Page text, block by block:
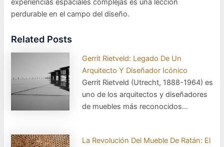
perdurable en el campo del diseño.
Related Posts
Gerrit Rietveld: Legado De Un
Arquitecto Y Diseñador Icónico
Gerrit Rietveld (Utrecht, 1888-1964) es
uno de los arquitectos y diseñadores
de muebles más reconocidos…
La Revolución Del Mueble De Ratán: El